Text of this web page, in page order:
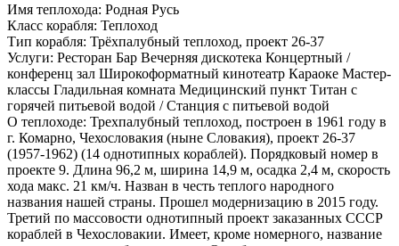
Имя теплохода: Родная Русь
Класс корабля: Теплоход
Тип корабля: Трёхпалубный теплоход, проект 26-37
Услуги: Ресторан Бар Вечерняя дискотека Концертный /
конференц зал Широкоформатный кинотеатр Караоке Мастер-
классы Гладильная комната Медицинский пункт Титан с
горячей питьевой водой / Станция с питьевой водой
О теплоходе: Трехпалубный теплоход, построен в 1961 году в
г. Комарно, Чехословакия (ныне Словакия), проект 26-37
(1957-1962) (14 однотипных кораблей). Порядковый номер в
проекте 9. Длина 96,2 м, ширина 14,9 м, осадка 2,4 м, скорость
хода макс. 21 км/ч. Назван в честь теплого народного
названия нашей страны. Прошел модернизацию в 2015 году.
Третий по массовости однотипный проект заказанных СССР
кораблей в Чехословакии. Имеет, кроме номерного, название